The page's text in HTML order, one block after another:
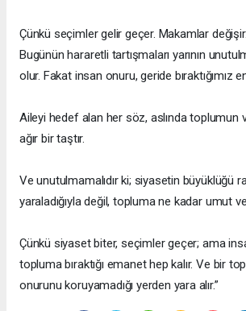
Çünkü seçimler gelir geçer. Makamlar
Bugünün hararetli tartışmaları yarının
olur. Fakat insan onuru, geride bıraktığımız
Aileyi hedef alan her söz, aslında toplumun
ağır bir taştır.
Ve unutulmamalıdır ki; siyasetin büyüklüğü
yaraladığıyla değil, topluma ne kadar umut
Çünkü siyaset biter, seçimler geçer; ama
topluma bıraktığı emanet hep kalır. Ve bir
onurunu koruyamadığı yerden yara alır.”